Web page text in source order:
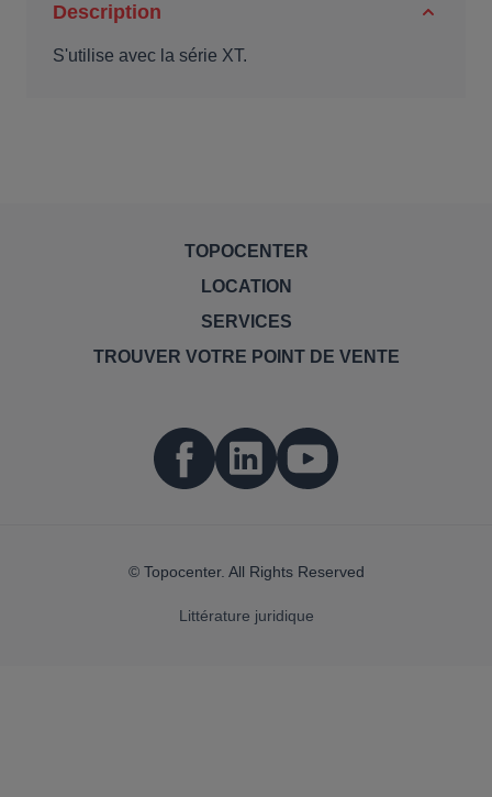
Description
S'utilise avec la série XT.
TOPOCENTER
LOCATION
SERVICES
TROUVER VOTRE POINT DE VENTE
© Topocenter. All Rights Reserved
Littérature juridique